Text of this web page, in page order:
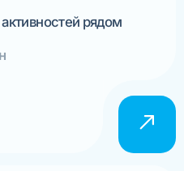
рядом